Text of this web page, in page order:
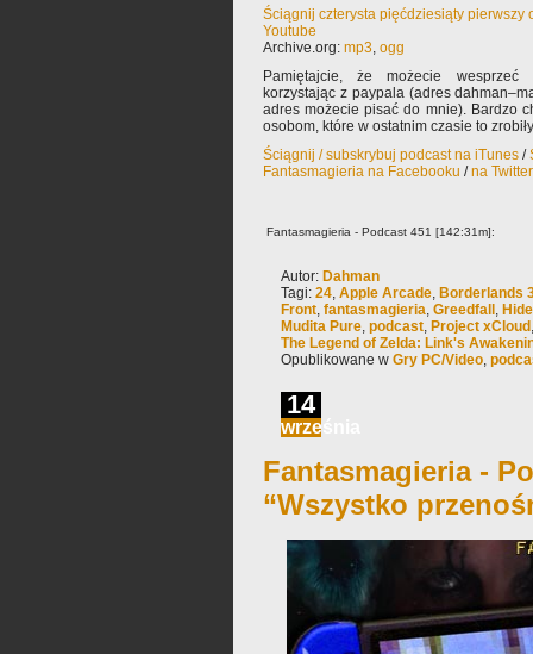
Ściągnij czterysta pięćdziesiąty pierwszy
Youtube
Archive.org: mp3, ogg
Pamiętajcie, że możecie wesprzeć
korzystając z paypala (adres
adres możecie pisać do mnie). Bardzo
osobom, które w ostatnim czasie to
Ściągnij / subskrybuj podcast na iTunes /
Fantasmagieria na Facebooku /na
Fantasmagieria - Podcast 451 [142:31m]:
Autor: Dahman
Tagi: 24, Apple Arcade, Borderlands
Front, fantasmagieria, Greedfall ,
Mudita Pure, podcast, Project xCloud
The Legend of Zelda: Link's
Opublikowane w Gry PC/Video,
14
września
Fantasmagieria -
“Wszystko